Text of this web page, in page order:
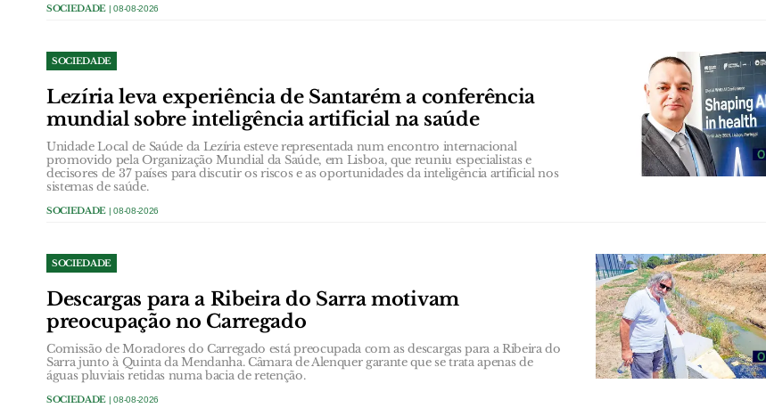
SOCIEDADE | 08-08-2026
SOCIEDADE
Lezíria leva experiência de Santarém a conferência
mundial sobre inteligência artificial na saúde
Unidade Local de Saúde da Lezíria esteve representada num encontro internacional
promovido pela Organização Mundial da Saúde, em Lisboa, que reuniu especialistas e
decisores de 37 países para discutir os riscos e as oportunidades da inteligência artificial nos
sistemas de saúde.
SOCIEDADE | 08-08-2026
SOCIEDADE
Descargas para a Ribeira do Sarra motivam
preocupação no Carregado
Comissão de Moradores do Carregado está preocupada com as descargas para a Ribeira do
Sarra junto à Quinta da Mendanha. Câmara de Alenquer garante que se trata apenas de
águas pluviais retidas numa bacia de retenção.
SOCIEDADE | 08-08-2026